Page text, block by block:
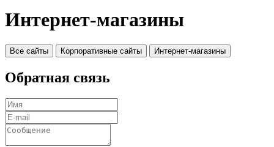
Интернет-магазины
Обратная связь